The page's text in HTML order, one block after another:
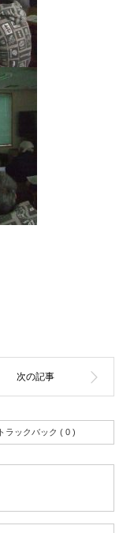
トラックバック ( 0 )